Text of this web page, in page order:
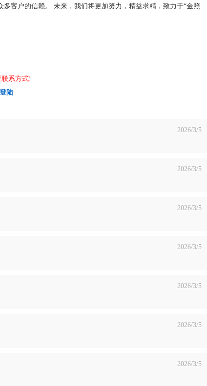
客户的信赖。 未来，我们将更加努力，精益求精，致力于“金照
系方式!
陆
2026/3/5
2026/3/5
2026/3/5
2026/3/5
2026/3/5
2026/3/5
2026/3/5